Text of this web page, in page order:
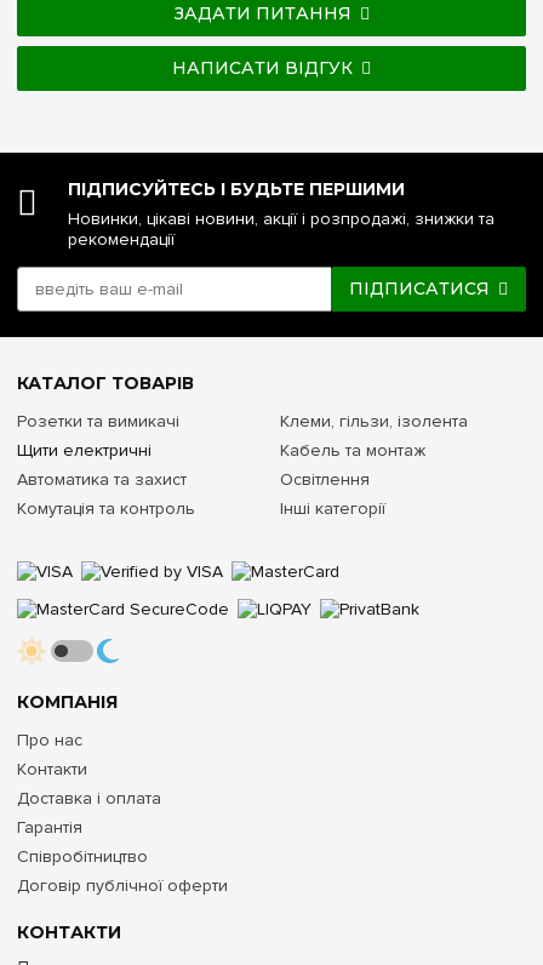
ЗАДАТИ ПИТАННЯ
НАПИСАТИ ВІДГУК
ПІДПИСУЙТЕСЬ І БУДЬТЕ ПЕРШИМИ
Новинки, цікаві новини, акції і розпродажі, знижки та
рекомендації
ПІДПИСАТИСЯ
КОНТАКТИ
КОМПАНІЯ
Про нас
Контакти
Доставка і оплата
Гарантія
Співробітництво
Договір публічної оферти
КАТАЛОГ ТОВАРІВ
Розетки та вимикачі
Щити електричні
Автоматика та захист
Комутація та контроль
Клеми, гільзи, ізолента
Кабель та монтаж
Освітлення
Інші категорії